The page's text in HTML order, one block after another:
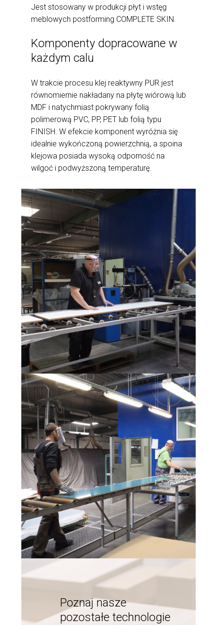
Jest stosowany w produkcji płyt i wstęg
meblowych postforming COMPLETE SKIN.
Komponenty dopracowane w
każdym calu
W trakcie procesu klej reaktywny PUR jest
równomiernie nakładany na płytę wiórową lub
MDF i natychmiast pokrywany folią
polimerową PVC, PP, PET lub folią typu
FINISH. W efekcie komponent wyróżnia się
idealnie wykończoną powierzchnią, a spoina
klejowa posiada wysoką odporność na
wilgoć i podwyższoną temperaturę.
Poznaj nasze
pozostałe technologie